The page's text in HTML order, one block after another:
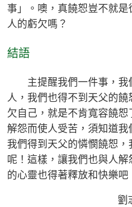
事」。噢，真饒恕豈不就
人的虧欠嗎？
結語
主提醒我們一件事，我
人，我們也得不到天父的
欠自己，就是不肯寬容饒
解怨而使人受苦，須知道
我們得到天父的憐憫饒恕
呢！這樣，讓我們也與人
的心靈也得著釋放和快樂吧
劉